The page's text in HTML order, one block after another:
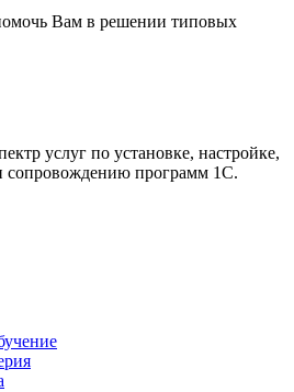
Вам в решении типовых
услуг по установке, настройке,
сопровождению программ 1С.